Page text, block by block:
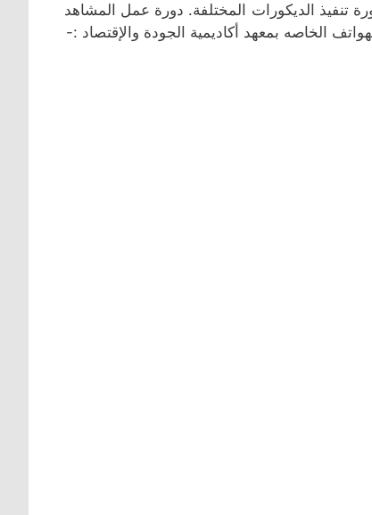
تنفيذ الديكورات المختلفة. دورة عمل المشاهد
الخاصه بمعهد أكاديمية الجودة والإقتصاد :-